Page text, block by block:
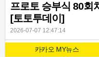
프로토 승부식 80회
[토토투데이]
2026-07-07 12:47:14
카카오 MY뉴스